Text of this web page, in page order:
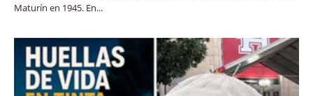
Maturín en 1945. En...